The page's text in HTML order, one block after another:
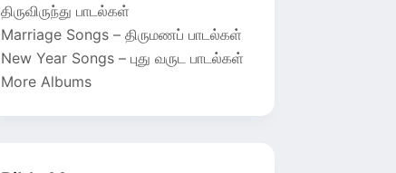
திருவிருந்து பாடல்கள்
Marriage Songs – திருமணப் பாடல்கள்
New Year Songs – புது வருட பாடல்கள்
More Albums